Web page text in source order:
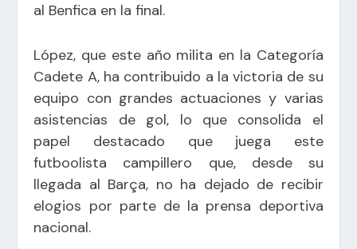
al Benfica en la final.
López, que este año milita en la Categoría
Cadete A, ha contribuido a la victoria de su
equipo con grandes actuaciones y varias
asistencias de gol, lo que consolida el
papel destacado que juega este
futboolista campillero que, desde su
llegada al Barça, no ha dejado de recibir
elogios por parte de la prensa deportiva
nacional.